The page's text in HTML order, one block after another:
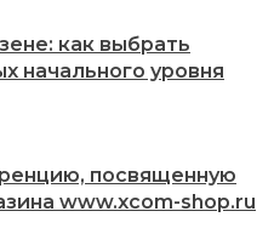
как выбрать
начального уровня
посвященную
www.xcom-shop.ru